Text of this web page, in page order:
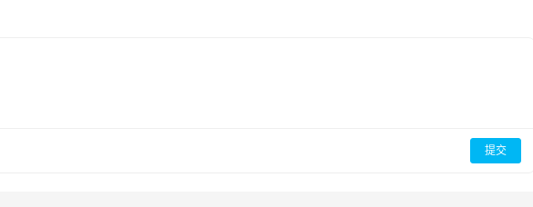
提交